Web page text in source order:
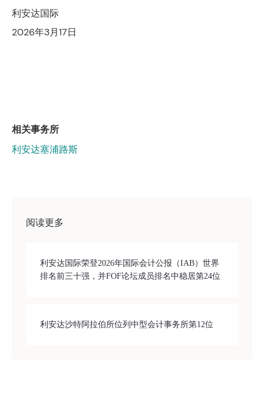
利安达国际
2026年3月17日
相关事务所
利安达塞浦路斯
阅读更多
利安达国际荣登2026年国际会计公报（IAB）世界
排名前三十强，并FOF论坛成员排名中稳居第24位
利安达沙特阿拉伯所位列中型会计事务所第12位